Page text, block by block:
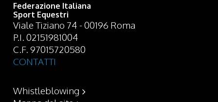
Federazione Italiana
Sport Equestri
Viale Tiziano 74 - 00196 Roma
P.I. 02151981004
C.F. 97015720580
CONTATTI
Whistleblowing